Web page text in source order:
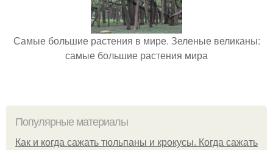
Самые большие растения в мире. Зеленые великаны:
самые большие растения мира
Популярные материалы
Как и когда сажать тюльпаны и крокусы. Когда сажать